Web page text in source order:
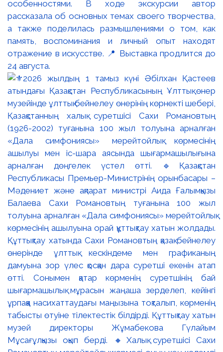
особенностями. В ходе экскурсии автор
рассказала об основных темах своего творчества,
а также поделилась размышлениями о том, как
память, воспоминания и личный опыт находят
отражение в искусстве. 📍 Выставка продлится до
24 августа.